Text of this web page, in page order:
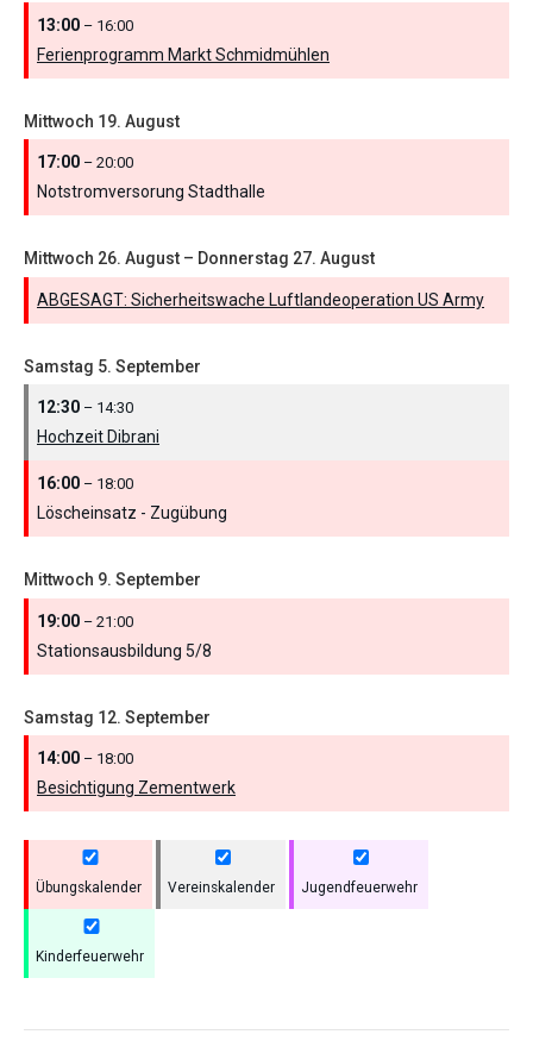
13:00 – 16:00
Ferienprogramm Markt Schmidmühlen
Mittwoch 19. August
17:00 – 20:00
Notstromversorung Stadthalle
Mittwoch 26. August – Donnerstag 27. August
ABGESAGT: Sicherheitswache Luftlandeoperation US Army
Samstag 5. September
12:30 – 14:30
Hochzeit Dibrani
16:00 – 18:00
Löscheinsatz - Zugübung
Mittwoch 9. September
19:00 – 21:00
Stationsausbildung 5/8
Samstag 12. September
14:00 – 18:00
Besichtigung Zementwerk
Übungskalender Vereinskalender Jugendfeuerwehr
Kinderfeuerwehr